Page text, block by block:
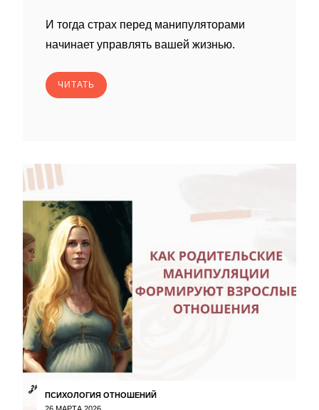
И тогда страх перед манипуляторами
начинает управлять вашей жизнью.
ЧИТАТЬ
ПСИХОЛОГИЯ ОТНОШЕНИЙ
26 МАРТА 2026